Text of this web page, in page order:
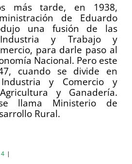
más tarde, en 1938,
de Eduardo
una fusión de las
y Trabajo y
para darle paso al
Nacional. Pero este
cuando se divide en
y Comercio y
y Ganadería.
llama Ministerio de
Rural.
|